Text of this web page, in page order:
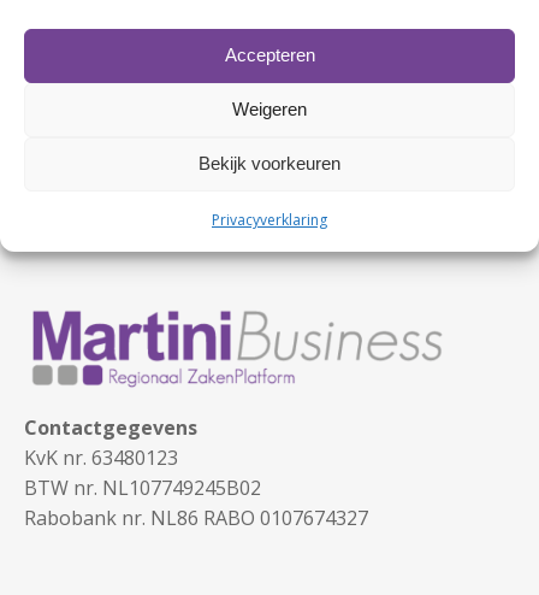
Accepteren
Weigeren
Bekijk voorkeuren
Privacyverklaring
deze inhoud in te schakelen
Contactgegevens
KvK nr. 63480123
BTW nr. NL107749245B02
Rabobank nr. NL86 RABO 0107674327